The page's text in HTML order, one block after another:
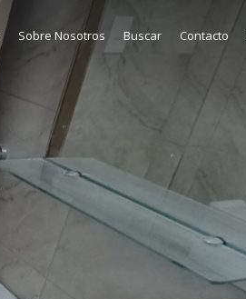
Sobre Nosotros Buscar Contacto